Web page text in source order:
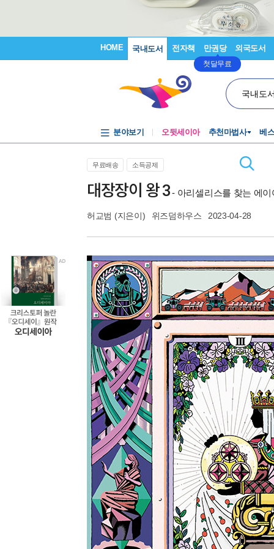
HOME 국내도서 전자책 만권당
첫달무료
외국도서
국내도
분야보기 오뒷세이아 추천마법사 베
무료배송 소득공제
대장장이 왕 3- 아리셀리스를 찾는 에
허교범 (지은이) 위즈덤하우스 2023-04-28